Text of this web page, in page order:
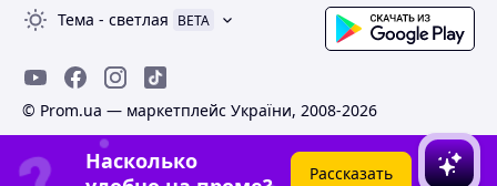
Тема - светлая BETA
© Prom.ua — маркетплейс України, 2008-2026
Насколько
Рассказать